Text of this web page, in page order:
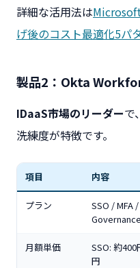
詳細な活用法は
げ後のコスト最適化5パ
製品2：Okta
IDaaS市場のリーダーで
洗練度が特徴です。
項目 内容
プラン
SSO /
Governance
月額単価
SSO: 約
円